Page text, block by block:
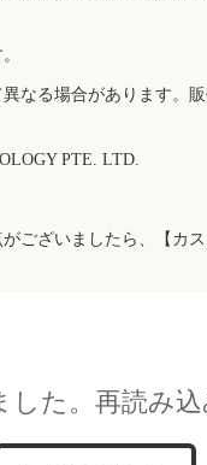
なる場合があります。
PTE. LTD.
ございましたら、【カ
した。再読み